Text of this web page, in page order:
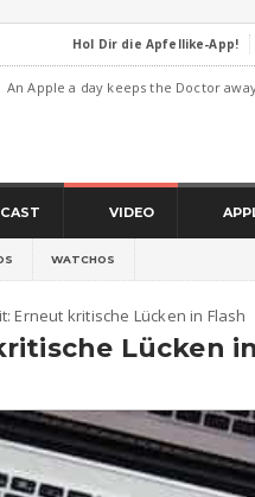
Hol Dir die Apfellike-App!
An Apple a day keeps the Doctor
VIDEO
WATCHOS
Erneut kritische Lücken in Flash
Lücken